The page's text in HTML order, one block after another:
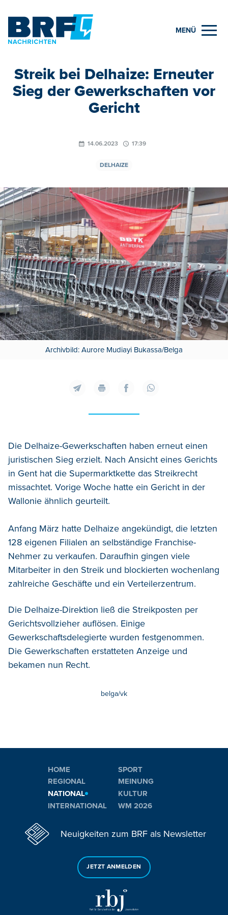
MENÜ
Streik bei Delhaize: Erneuter
Sieg der Gewerkschaften vor
Gericht
14.06.2023 17:39
DELHAIZE
Archivbild: Aurore Mudiayi Bukassa/Belga
Die Delhaize-Gewerkschaften haben erneut einen
juristischen Sieg erzielt. Nach Ansicht eines Gerichts
in Gent hat die Supermarktkette das Streikrecht
missachtet. Vorige Woche hatte ein Gericht in der
Wallonie ähnlich geurteilt.
Anfang März hatte Delhaize angekündigt, die letzten
128 eigenen Filialen an selbständige Franchise-
Nehmer zu verkaufen. Daraufhin gingen viele
Mitarbeiter in den Streik und blockierten wochenlang
zahlreiche Geschäfte und ein Verteilerzentrum.
Die Delhaize-Direktion ließ die Streikposten per
Gerichtsvollzieher auflösen. Einige
Gewerkschaftsdelegierte wurden festgenommen.
Die Gewerkschaften erstatteten Anzeige und
bekamen nun Recht.
belga/vk
HOME
REGIONAL
NATIONAL
INTERNATIONAL
SPORT
MEINUNG
KULTUR
WM 2026
Neuigkeiten zum BRF als Newsletter
JETZT ANMELDEN